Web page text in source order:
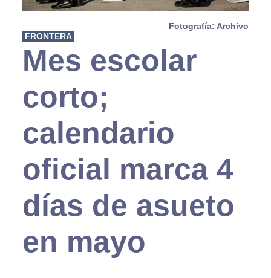
Fotografía: Archivo
FRONTERA
Mes escolar
corto;
calendario
oficial marca 4
días de asueto
en mayo